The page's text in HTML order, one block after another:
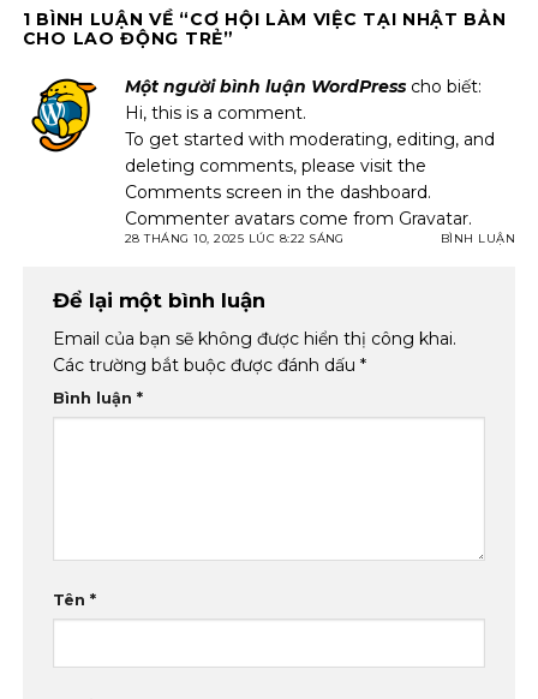
1 BÌNH LUẬN VỀ “CƠ HỘI LÀM VIỆC TẠI NHẬT BẢN
CHO LAO ĐỘNG TRẺ”
Một người bình luận WordPress cho biết:
Hi, this is a comment.
To get started with moderating, editing, and
deleting comments, please visit the
Comments screen in the dashboard.
Commenter avatars come from Gravatar.
28 THÁNG 10, 2025 LÚC 8:22 SÁNG BÌNH LUẬN
Để lại một bình luận
Email của bạn sẽ không được hiển thị công khai.
Các trường bắt buộc được đánh dấu *
Bình luận *
Tên *